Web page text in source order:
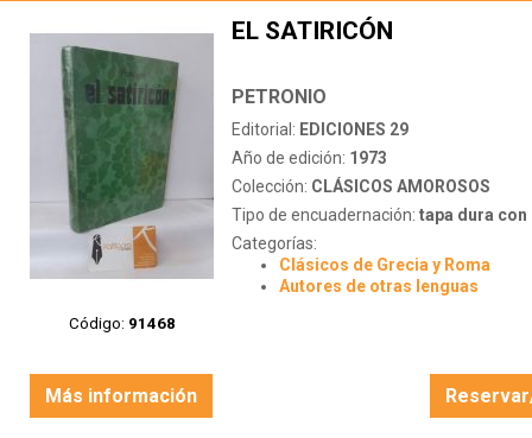
Código: 91468
EL SATIRICÓN
PETRONIO
Editorial: EDICIONES 29
Año de edición: 1973
Colección: CLÁSICOS AMOROSOS
Tipo de encuadernación: tapa dura con
Categorías:
Clásicos de Grecia y Roma
Autores de otras lenguas
Más información